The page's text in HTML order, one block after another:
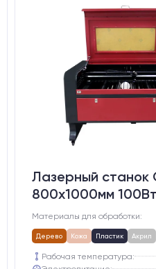
Лазерный станок
800х1000мм
Материалы для обработки:
Дерево Кожа Пластик Акрил
Рабочая температура: